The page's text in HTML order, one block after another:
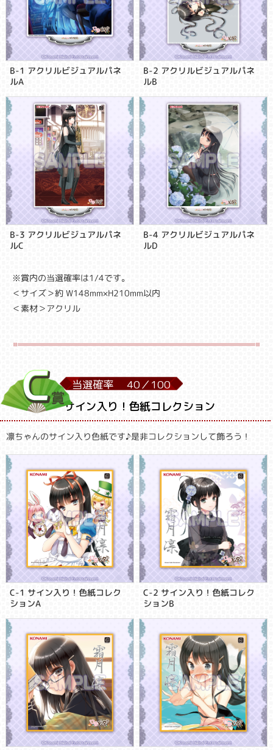
B-1 アクリルビジュアルパネ
ルA
B-2 アクリルビジュアルパネ
ルB
B-3 アクリルビジュアルパネ
ルC
B-4 アクリルビジュアルパネ
ルD
※賞内の当選確率は1/4です。
＜サイズ＞約 W148mm×H210mm以内
＜素材＞アクリル
当選確率 40／100
サイン入り！色紙コレクション
凛ちゃんのサイン入り色紙です♪是非コレクションして飾ろう！
C-1 サイン入り！色紙コレク
ションA
C-2 サイン入り！色紙コレク
ションB